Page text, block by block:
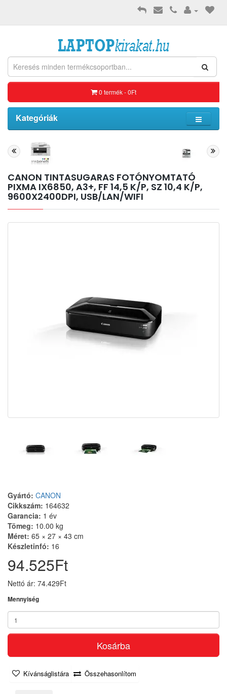
0 termék - 0Ft
Kategóriák
CANON TINTASUGARAS FOTÓNYOMTATÓ
PIXMA IX6850, A3+, FF 14,5 K/P, SZ 10,4 K/P,
9600X2400DPI, USB/LAN/WIFI
Gyártó: CANON
Cikkszám: 164632
Garancia: 1 év
Tömeg: 10.00 kg
Méret: 65 × 27 × 43 cm
Készletinfó: 16
94.525Ft
Nettó ár: 74.429Ft
Mennyiség
Kosárba
Kívánságlistára Összehasonlítom